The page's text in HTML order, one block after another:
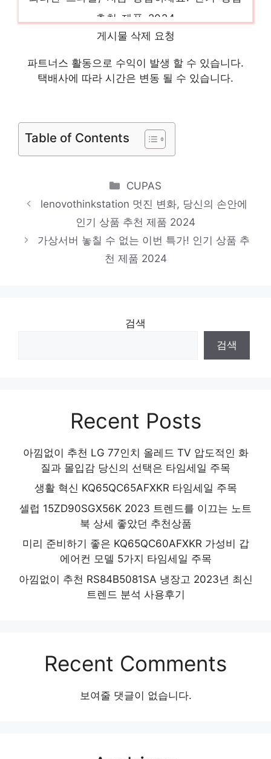
추천 제품 2024
애플워크스테이션
품 2024
품 2024
워크스테이션z4
제품 2024
서버용데스크탑
품절 위기! 빠르게 잡아라! 인기 상품 추천 제
품 2024
게시물 삭제 요청
파트너스 활동으로 수익이 발생 할 수 있습니다.
택배사에 따라 시간은 변동 될 수 있습니다.
Table of Contents
Categories
CUPAS
lenovothinkstation 멋진 변화, 당신의 손안에
인기 상품 추천 제품 2024
가상서버 놓칠 수 없는 이번 특가! 인기 상품 추
천 제품 2024
검색
검색
Recent Posts
아낌없이 추천 LG 77인치 올레드 TV 압도적인 화
질과 몰입감 당신의 선택은 타임세일 주목
생활 혁신 KQ65QC65AFXKR 타임세일 주목
셀럽 15ZD90SGX56K 2023 트렌드를 이끄는 노트
북 상세 좋았던 추천상품
미리 준비하기 좋은 KQ65QC60AFXKR 가성비 갑
에어컨 모델 5가지 타임세일 주목
아낌없이 추천 RS84B5081SA 냉장고 2023년 최신
트렌드 분석 사용후기
Recent Comments
보여줄 댓글이 없습니다.